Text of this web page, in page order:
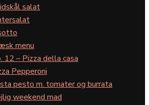
salat
menu
12 – Pizza della casa
Pepperoni
pesto m. tomater og burrata
weekend mad